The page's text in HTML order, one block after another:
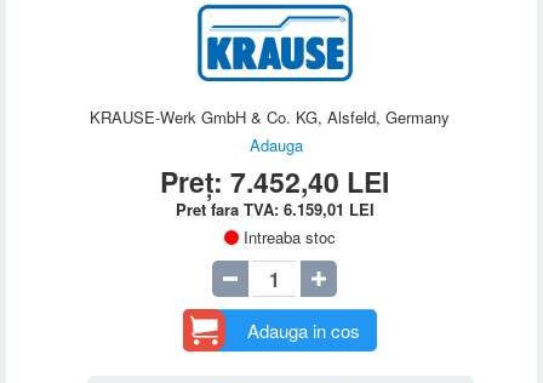
KRAUSE-Werk GmbH & Co. KG, Alsfeld, Germany
Adauga
Preț:7.452,40 LEI
Pret fara TVA: 6.159,01 LEI
Intreaba stoc
Adauga in cos